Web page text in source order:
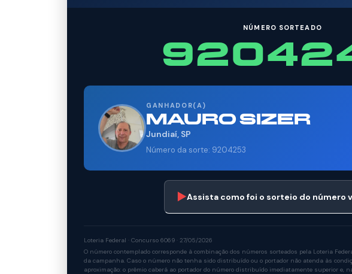
NÚMERO SORTEADO
GANHADOR(A)
MAURO SIZER
Jundiaí, SP
Número da sorte: 9204253
▶Assista como foi o sorteio do número
Loteria Federal · Concurso 6069 · 27/05/2026
O número contemplado corresponde à combinação dos números sorteados pela Loteria
da campanha. Caso o número não tenha sido distribuído ou o portador não atenda às
aproximação: o prêmio caberá ao portador do número distribuído imediatamente superior e,